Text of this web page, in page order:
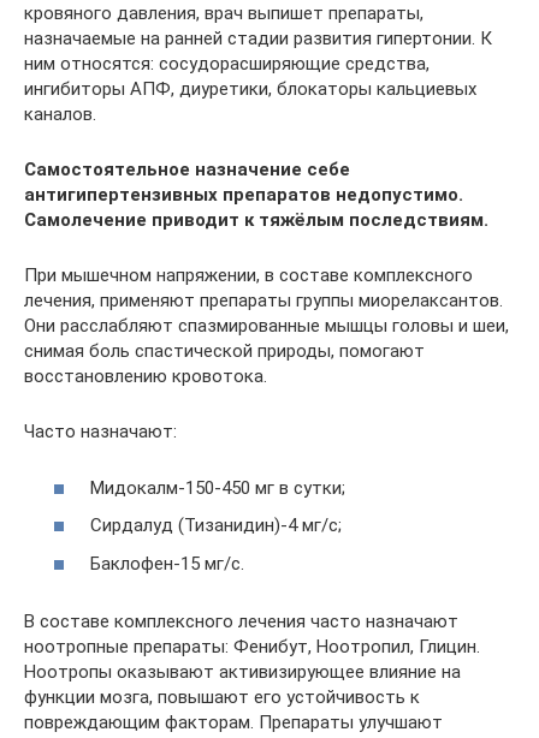
кровяного давления, врач выпишет препараты,
назначаемые на ранней стадии развития гипертонии. К
ним относятся: сосудорасширяющие средства,
ингибиторы АПФ, диуретики, блокаторы кальциевых
каналов.
Самостоятельное назначение себе
антигипертензивных препаратов недопустимо.
Самолечение приводит к тяжёлым последствиям.
При мышечном напряжении, в составе комплексного
лечения, применяют препараты группы миорелаксантов.
Они расслабляют спазмированные мышцы головы и шеи,
снимая боль спастической природы, помогают
восстановлению кровотока.
Часто назначают:
Мидокалм-150-450 мг в сутки;
Сирдалуд (Тизанидин)-4 мг/c;
Баклофен-15 мг/с.
В составе комплексного лечения часто назначают
ноотропные препараты: Фенибут, Ноотропил, Глицин.
Ноотропы оказывают активизирующее влияние на
функции мозга, повышают его устойчивость к
повреждающим факторам. Препараты улучшают